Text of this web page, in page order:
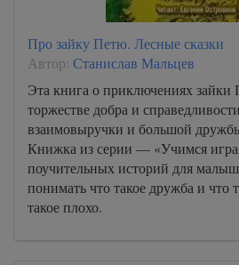
Про зайку Петю. Лесные сказки
Автор: Станислав Мальцев
Эта книга о приключениях зайки
торжестве добра и
взаимовыручки и большой
Книжка из серии — «Учимся
поучительных историй для
понимать что такое дружба и что
такое плохо.